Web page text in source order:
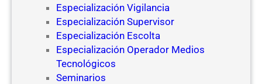
Especialización Vigilancia
Especialización Supervisor
Especialización Escolta
Especialización Operador Medios
Tecnológicos
Seminarios